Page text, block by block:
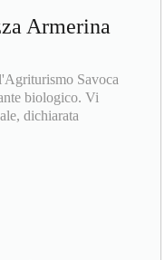
Armerina
Savoca
biologico. Vi
dichiarata